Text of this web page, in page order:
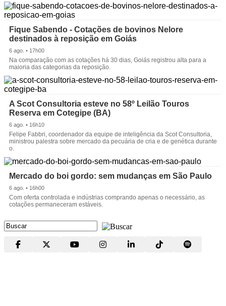
Fique Sabendo - Cotações de bovinos Nelore
destinados à reposição em Goiás
6 ago. • 17h00
Na comparação com as cotações há 30 dias, Goiás registrou alta para a
maioria das categorias da reposição.
A Scot Consultoria esteve no 58º Leilão Touros
Reserva em Cotegipe (BA)
6 ago. • 16h10
Felipe Fabbri, coordenador da equipe de inteligência da Scot Consultoria,
ministrou palestra sobre mercado da pecuária de cria e de genética durante
o.
Mercado do boi gordo: sem mudanças em São Paulo
6 ago. • 16h00
Com oferta controlada e indústrias comprando apenas o necessário, as
cotações permaneceram estáveis.